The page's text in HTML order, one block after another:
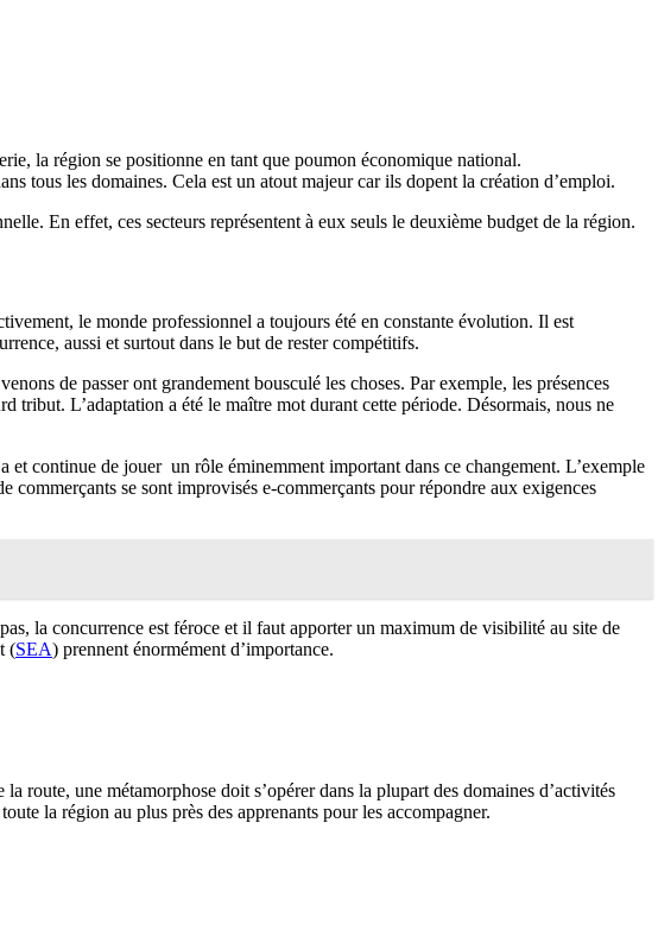
la région se positionne en tant que poumon économique national.
tous les domaines. Cela est un atout majeur car ils dopent la création d’emploi.
En effet, ces secteurs représentent à eux seuls le deuxième budget de la région.
le monde professionnel a toujours été en constante évolution. Il est
aussi et surtout dans le but de rester compétitifs.
de passer ont grandement bousculé les choses. Par exemple, les présences
tribut. L’adaptation a été le maître mot durant cette période. Désormais, nous ne
et continue de jouer un rôle éminemment important dans ce changement. L’exemple
se sont improvisés e-commerçants pour répondre aux exigences
la concurrence est féroce et il faut apporter un maximum de visibilité au site de
(SEA) prennent énormément d’importance.
route, une métamorphose doit s’opérer dans la plupart des domaines d’activités
la région au plus près des apprenants pour les accompagner.